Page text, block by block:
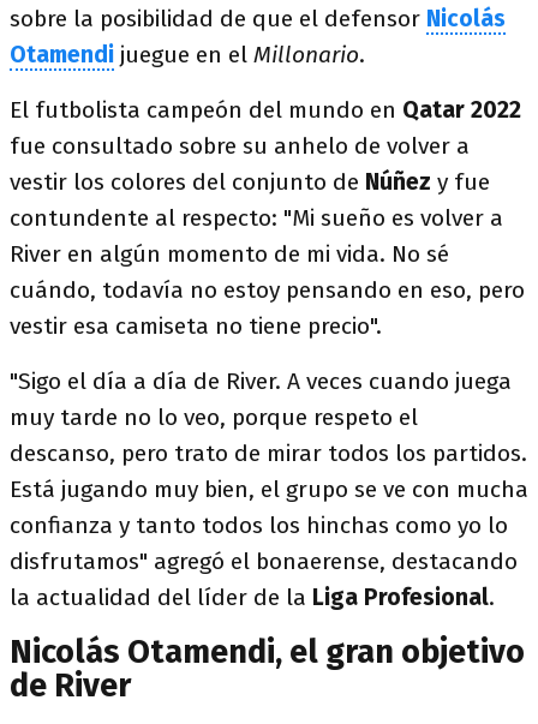
sobre la posibilidad de que el defensor Nicolás
Otamendi juegue en el Millonario.
El futbolista campeón del mundo en Qatar 2022
fue consultado sobre su anhelo de volver a
vestir los colores del conjunto de Núñez y fue
contundente al respecto: "Mi sueño es volver a
River en algún momento de mi vida. No sé
cuándo, todavía no estoy pensando en eso, pero
vestir esa camiseta no tiene precio".
"Sigo el día a día de River. A veces cuando juega
muy tarde no lo veo, porque respeto el
descanso, pero trato de mirar todos los partidos.
Está jugando muy bien, el grupo se ve con mucha
confianza y tanto todos los hinchas como yo lo
disfrutamos" agregó el bonaerense, destacando
la actualidad del líder de la Liga Profesional.
Nicolás Otamendi, el gran objetivo
de River